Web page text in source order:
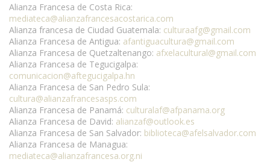
Alianza Francesa de Costa Rica:
mediateca@alianzafrancesacostarica.com
Alianza francesa de Ciudad Guatemala: culturaafg@gmail.com
Alianza Francesa de Antigua: afantiguacultura@gmail.com
Alianza Francesa de Quetzaltenango: afxelacultural@gmail.com
Alianza Francesa de Tegucigalpa:
comunicacion@aftegucigalpa.hn
Alianza Francesa de San Pedro Sula:
cultura@alianzafrancesasps.com
Alianza Francesa de Panamá: culturalaf@afpanama.org
Alianza Francesa de David: alianzaf@outlook.es
Alianza Francesa de San Salvador: biblioteca@afelsalvador.com
Alianza Francesa de Managua:
mediateca@alianzafrancesa.org.ni